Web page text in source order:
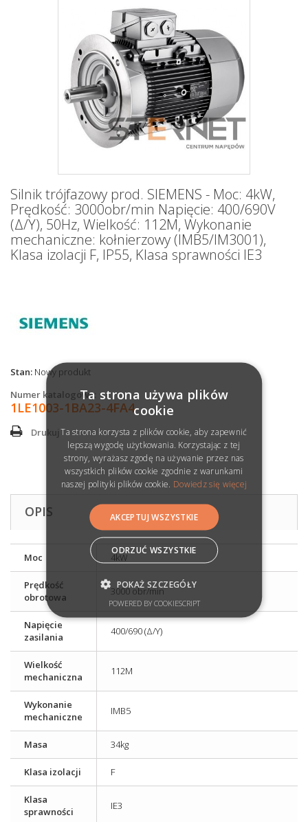
Silnik trójfazowy prod. SIEMENS - Moc: 4kW,
Prędkość: 3000obr/min Napięcie: 400/690V
(Δ/Y), 50Hz, Wielkość: 112M, Wykonanie
mechaniczne: kołnierzowy (IMB5/IM3001),
Klasa izolacji F, IP55, Klasa sprawności IE3
Stan: Nowy produkt
Numer katalogowy:
1LE1003-1BA23-4FA4
Drukuj
OPIS
Moc 4kW
Prędkość
obrotowa
3000 obr/min
Napięcie
zasilania
400/690 (Δ/Y)
Wielkość
mechaniczna
112M
Wykonanie
mechaniczne
IMB5
Masa 34kg
Klasa izolacji F
Klasa
sprawności
IE3
Ta strona używa plików
cookie
Ta strona korzysta z plików cookie, aby zapewnić
lepszą wygodę użytkowania. Korzystając z tej
strony, wyrażasz zgodę na używanie przez nas
wszystkich plików cookie zgodnie z warunkami
naszej polityki plików cookie. Dowiedz się więcej
AKCEPTUJ WSZYSTKIE
ODRZUĆ WSZYSTKIE
POKAŻ SZCZEGÓŁY
POWERED BY COOKIESCRIPT